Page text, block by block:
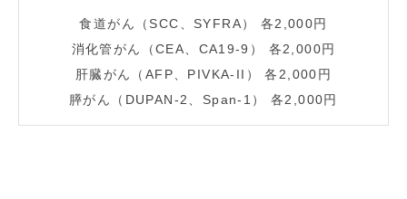
食道がん（SCC、SYFRA） 各2,000円
消化管がん（CEA、CA19-9） 各2,000円
肝臓がん（AFP、PIVKA-II） 各2,000円
膵がん（DUPAN-2、Span-1） 各2,000円